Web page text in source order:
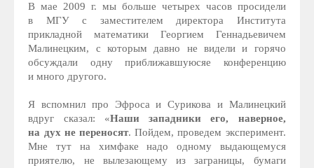
В мае 2009 г. мы больше четырех часов просидели
в МГУ с заместителем директора Института
прикладной математики Георгием Геннадьевичем
Малинецким, с которым давно не видели и горячо
обсуждали одну приближавшуюсяе конференцию
и много другого.
Я вспомнил про Эфроса и Сурикова и Малинецкий
вдруг сказал: «Наши западники его, наверное,
на дух не переносят. Пойдем, проведем эксперимент.
Мне тут на химфаке надо одному выдающемуся
приятелю, не вылезающему из заграницы, бумаги